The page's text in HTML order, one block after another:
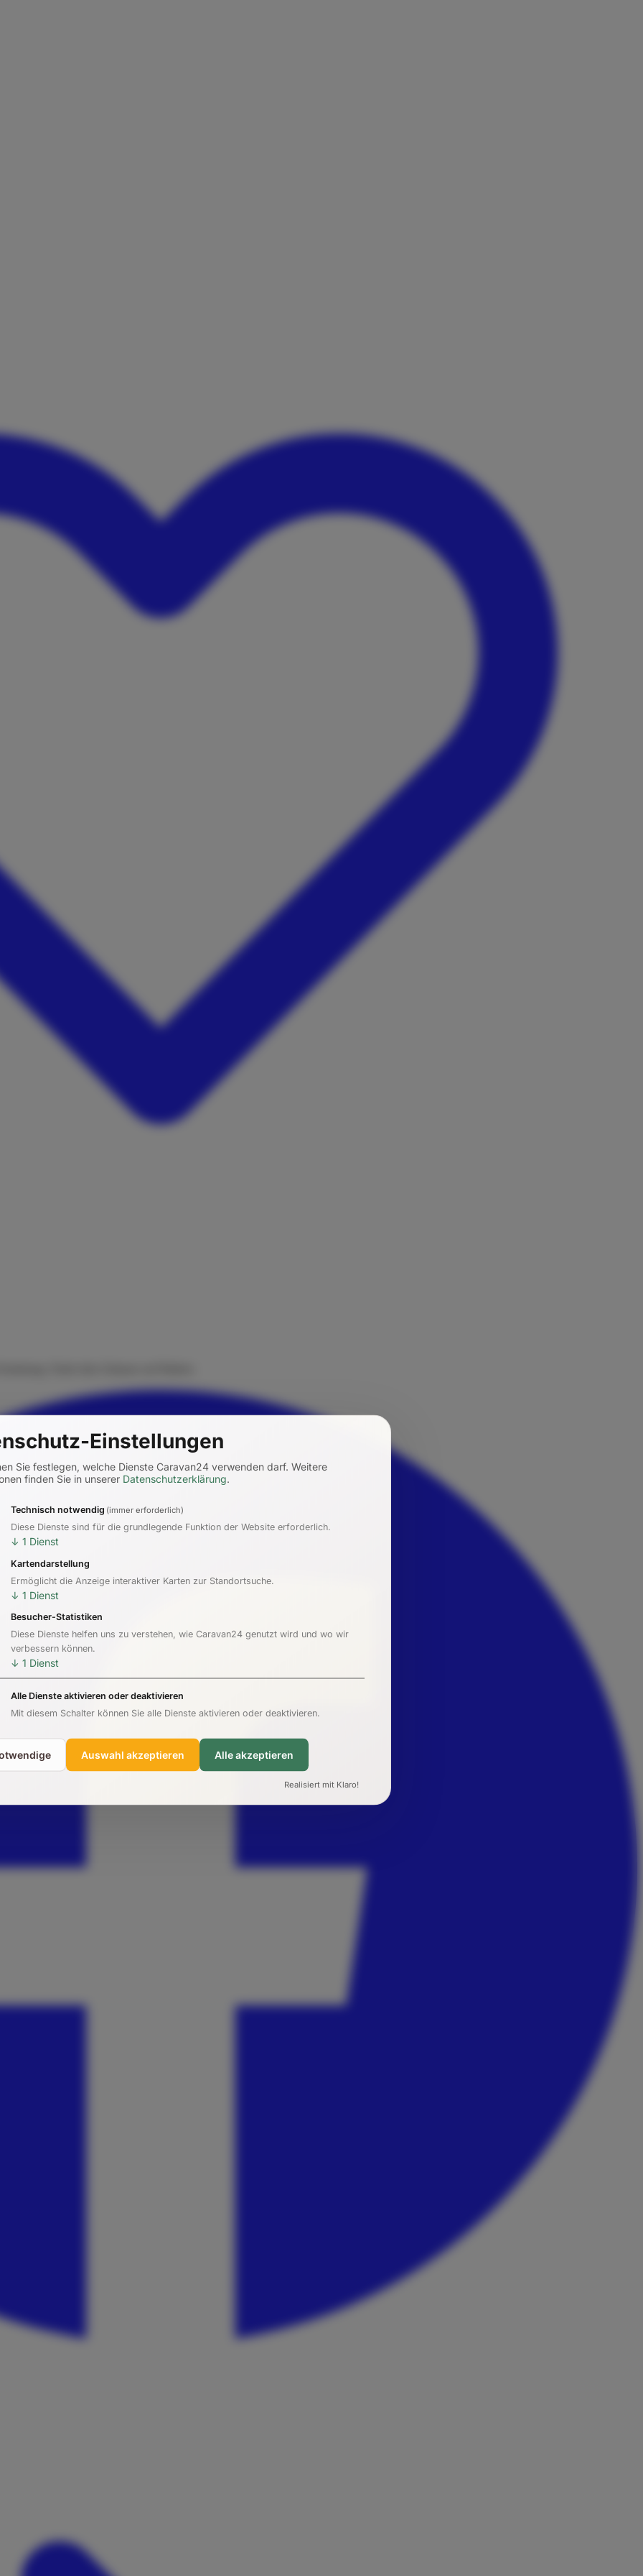
Einstellungen
Sie festlegen, welche Dienste Caravan24 verwenden darf. Weitere
finden Sie in unserer Datenschutzerklärung.
Technisch notwendig (immer erforderlich)
Diese Dienste sind für die grundlegende Funktion der Website erforderlich.
↓ 1 Dienst
Kartendarstellung
Ermöglicht die Anzeige interaktiver Karten zur Standortsuche.
↓ 1 Dienst
Besucher-Statistiken
Diese Dienste helfen uns zu verstehen, wie Caravan24 genutzt wird und wo wir
verbessern können.
↓ 1 Dienst
Alle Dienste aktivieren oder deaktivieren
Mit diesem Schalter können Sie alle Dienste aktivieren oder deaktivieren.
Auswahl akzeptieren Alle akzeptieren
Realisiert mit Klaro!